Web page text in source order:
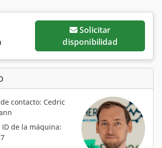
Solicitar
disponibilidad
contacto: Cedric
de la máquina: